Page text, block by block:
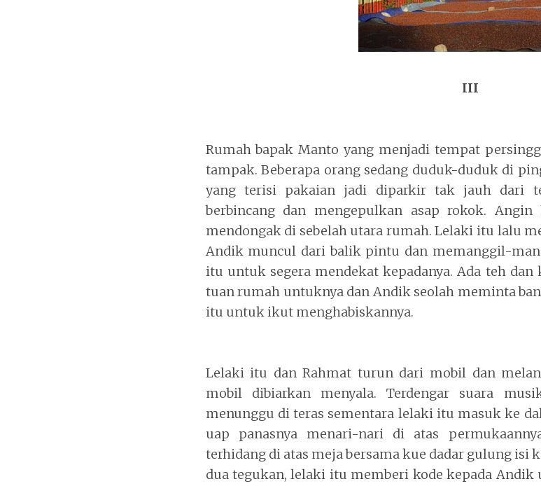
III
Rumah bapak Manto yang menjadi tempat
tampak. Beberapa orang sedang duduk-duduk di
yang terisi pakaian jadi diparkir tak jauh dari
berbincang dan mengepulkan asap rokok.
mendongak di sebelah utara rumah. Lelaki itu lalu
Andik muncul dari balik pintu dan memanggil-
itu untuk segera mendekat kepadanya. Ada teh
tuan rumah untuknya dan Andik seolah meminta
itu untuk ikut menghabiskannya.
Lelaki itu dan Rahmat turun dari mobil dan
mobil dibiarkan menyala. Terdengar suara
menunggu di teras sementara lelaki itu masuk ke
uap panasnya menari-nari di atas
terhidang di atas meja bersama kue dadar gulung isi
dua tegukan, lelaki itu memberi kode kepada Andik